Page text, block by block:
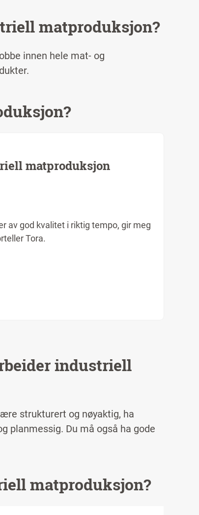
matproduksjon?
innen hele mat- og
matproduksjon
av god kvalitet i riktig tempo, gir meg
Tora.
industriell
strukturert og nøyaktig, ha
planmessig. Du må også ha gode
matproduksjon?